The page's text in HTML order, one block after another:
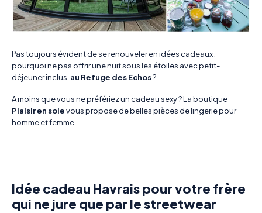
Pas toujours évident de se renouveler en idées cadeaux :
pourquoi ne pas offrir une nuit sous les étoiles avec petit-
déjeuner inclus, au Refuge des Echos?
A moins que vous ne préfériez un cadeau sexy ? La boutique
Plaisir en soievous propose de belles pièces de lingerie pour
homme et femme.
Idée cadeau Havrais pour votre frère
qui ne jure que par le streetwear